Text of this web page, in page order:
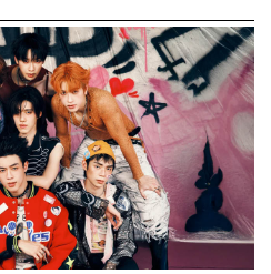
งบันดาลใจอะไรบางอย่าง
วัช จำลองกุล) พนักงานต้อนรับ
นื่องจากชกต่อยกับผู้โดยสาร
คนปลีกตัวจากปัญหาในเมือง
ณยายทับ (รับบทโดย ต๊งเหน่ง-
ดใจดีของท็อปที่เปิดบ้าน
ห้หนุ่มๆ ทั้ง 3 คนได้มาชาร์จ
ะเรียนรู้วิถีชีวิตท่ามกลาง
ได้ในเมืองใหญ่